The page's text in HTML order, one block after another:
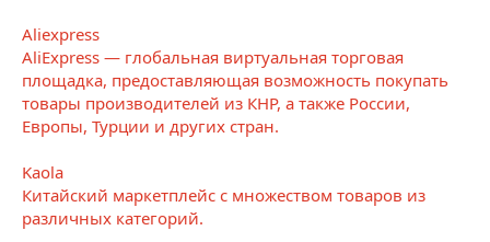
Aliexpress
AliExpress — глобальная виртуальная торговая
площадка, предоставляющая возможность покупать
товары производителей из КНР, а также России,
Европы, Турции и других стран.
Kaola
Китайский маркетплейс с множеством товаров из
различных категорий.